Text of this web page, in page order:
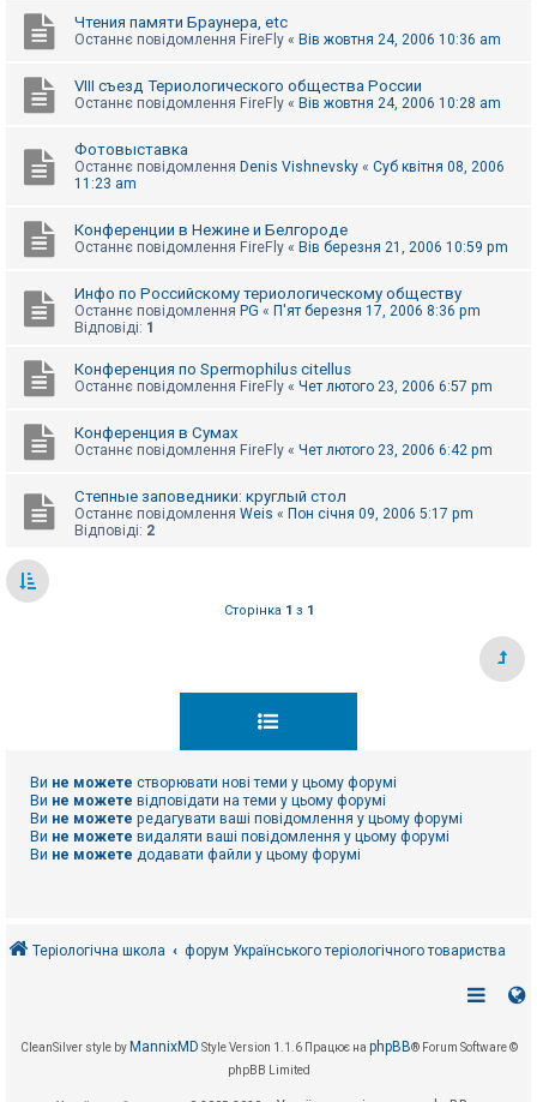
Чтения памяти Браунера, etc
Останнє повідомлення FireFly « Вів жовтня 24, 2006 10:36 am
VIII съезд Териологического общества России
Останнє повідомлення FireFly « Вів жовтня 24, 2006 10:28 am
Фотовыставка
Останнє повідомлення Denis Vishnevsky « Суб квітня 08, 2006
11:23 am
Конференции в Нежине и Белгороде
Останнє повідомлення FireFly « Вів березня 21, 2006 10:59 pm
Инфо по Российскому териологическому обществу
Останнє повідомлення PG « П'ят березня 17, 2006 8:36 pm
Відповіді: 1
Конференция по Spermophilus citellus
Останнє повідомлення FireFly « Чет лютого 23, 2006 6:57 pm
Конференция в Сумах
Останнє повідомлення FireFly « Чет лютого 23, 2006 6:42 pm
Степные заповедники: круглый стол
Останнє повідомлення Weis « Пон січня 09, 2006 5:17 pm
Відповіді: 2
Сторінка 1 з 1
Ви не можете створювати нові теми у цьому форумі
Ви не можете відповідати на теми у цьому форумі
Ви не можете редагувати ваші повідомлення у цьому форумі
Ви не можете видаляти ваші повідомлення у цьому форумі
Ви не можете додавати файли у цьому форумі
Теріологічна школа форум Українського теріологічного товариства
CleanSilver style by MannixMD Style Version 1.1.6 Працює на phpBB® Forum Software ©
phpBB Limited